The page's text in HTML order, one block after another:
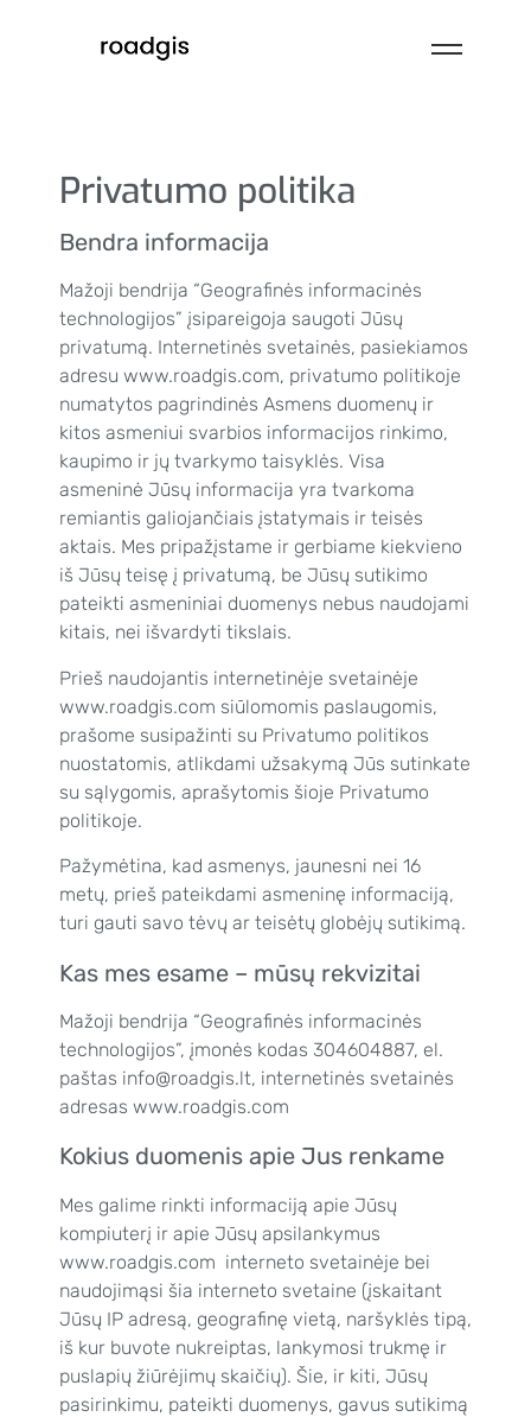
Privatumo politika
Bendra informacija
Mažoji bendrija “Geografinės informacinės
technologijos” įsipareigoja saugoti Jūsų
privatumą. Internetinės svetainės, pasiekiamos
adresu www.roadgis.com, privatumo politikoje
numatytos pagrindinės Asmens duomenų ir
kitos asmeniui svarbios informacijos rinkimo,
kaupimo ir jų tvarkymo taisyklės. Visa
asmeninė Jūsų informacija yra tvarkoma
remiantis galiojančiais įstatymais ir teisės
aktais. Mes pripažįstame ir gerbiame kiekvieno
iš Jūsų teisę į privatumą, be Jūsų sutikimo
pateikti asmeniniai duomenys nebus naudojami
kitais, nei išvardyti tikslais.
Prieš naudojantis internetinėje svetainėje
www.roadgis.com siūlomomis paslaugomis,
prašome susipažinti su Privatumo politikos
nuostatomis, atlikdami užsakymą Jūs sutinkate
su sąlygomis, aprašytomis šioje Privatumo
politikoje.
Pažymėtina, kad asmenys, jaunesni nei 16
metų, prieš pateikdami asmeninę informaciją,
turi gauti savo tėvų ar teisėtų globėjų sutikimą.
Kas mes esame – mūsų rekvizitai
Mažoji bendrija “Geografinės informacinės
technologijos”, įmonės kodas 304604887, el.
paštas info@roadgis.lt, internetinės svetainės
adresas www.roadgis.com
Kokius duomenis apie Jus renkame
Mes galime rinkti informaciją apie Jūsų
kompiuterį ir apie Jūsų apsilankymus
www.roadgis.com interneto svetainėje bei
naudojimąsi šia interneto svetaine (įskaitant
Jūsų IP adresą, geografinę vietą, naršyklės tipą,
iš kur buvote nukreiptas, lankymosi trukmę ir
puslapių žiūrėjimų skaičių). Šie, ir kiti, Jūsų
pasirinkimu, pateikti duomenys, gavus sutikimą